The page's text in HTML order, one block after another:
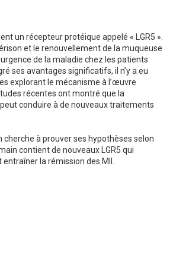
un récepteur protéique appelé « LGR5 ».
et le renouvellement de la muqueuse
de la maladie chez les patients
ses avantages significatifs, il n’y a eu
explorant le mécanisme à l’œuvre
récentes ont montré que la
conduire à de nouveaux traitements
cherche à prouver ses hypothèses selon
contient de nouveaux LGR5 qui
la rémission des MII.